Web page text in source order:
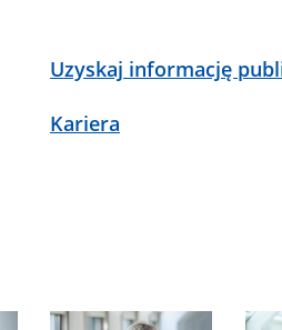
Uzyskaj informację
Kariera